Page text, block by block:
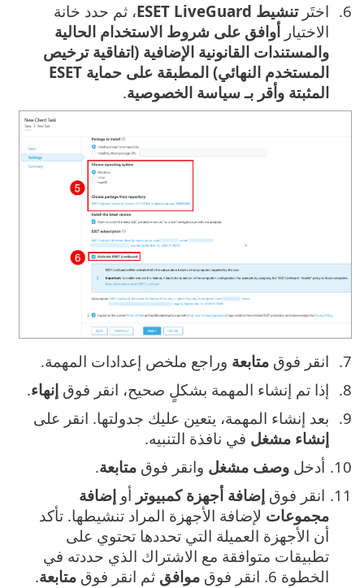
اختَرتنشيط ESET LiveGuard
، ثم حدد خانة
الاختيار أوافق على شروط الاستخدام الحالية
والمستندات القانونية الإضافية (اتفاقية ترخيص
المستخدم النهائي) المطبقة على حماية ESET
المثبتة وأقر بـ سياسة الخصوصية.
انقر فوق متابعة وراجع ملخص إعدادات المهمة.
إذا تم إنشاء المهمة بشكلٍ صحيح، انقر فوق إنهاء.
بعد إنشاء المهمة، يتعين عليك جدولتها. انقر على
إنشاء مشغل في نافذة التنبيه.
أدخل وصف مشغل وانقر فوق متابعة.
انقر فوق إضافة أجهزة كمبيوتر أو إضافة
مجموعات لإضافة الأجهزة المراد تنشيطها. تأكد
أن الأجهزة العميلة التي تحددها تحتوي على
تطبيقات متوافقة مع الاشتراك الذي حددته في
الخطوة 6. انقر فوق ‎
موافق ثم انقر فوق متابعة.